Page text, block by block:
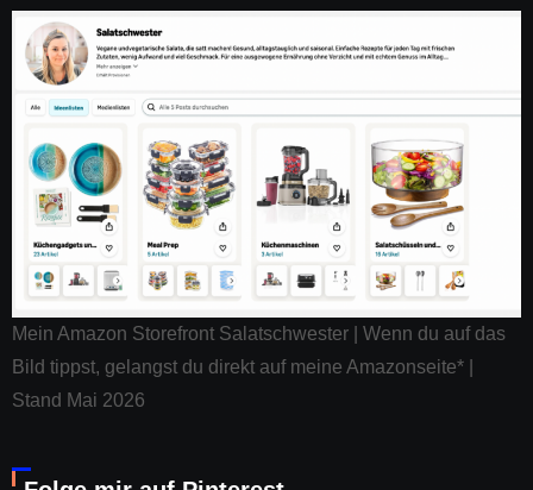
Mein Amazon Storefront Salatschwester | Wenn du auf das
Bild tippst, gelangst du direkt auf meine Amazonseite* |
Stand Mai 2026